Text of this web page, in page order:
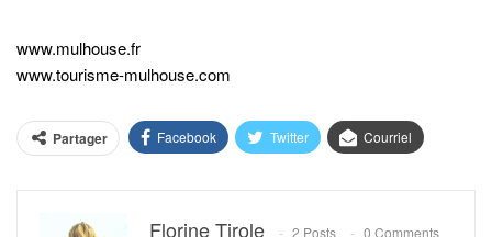
www.mulhouse.fr
www.tourisme-mulhouse.com
Partager Facebook Twitter Courriel
Florine Tirole 2 Posts 0 Comments